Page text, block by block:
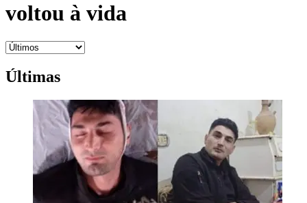
voltou à vida
Últimas